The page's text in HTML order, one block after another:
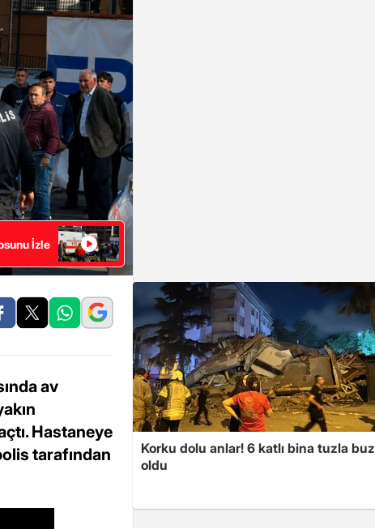
İzle
av
Hastaneye
tarafından
Korku dolu anlar! 6 katlı bina tuzla buz
oldu